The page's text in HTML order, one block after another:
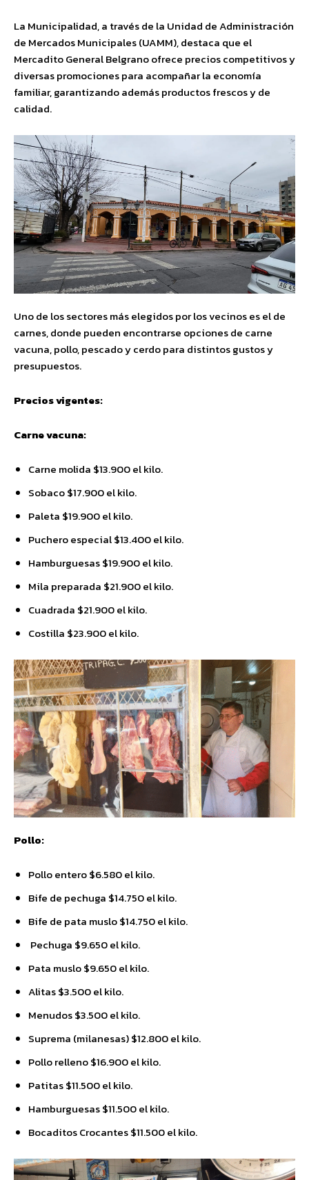
La Municipalidad, a través de la Unidad de Administración
de Mercados Municipales (UAMM), destaca que el
Mercadito General Belgrano ofrece precios competitivos y
diversas promociones para acompañar la economía
familiar, garantizando además productos frescos y de
calidad.
Uno de los sectores más elegidos por los vecinos es el de
carnes, donde pueden encontrarse opciones de carne
vacuna, pollo, pescado y cerdo para distintos gustos y
presupuestos.
Precios vigentes:
Carne vacuna:
Carne molida $13.900 el kilo.
Sobaco $17.900 el kilo.
Paleta $19.900 el kilo.
Puchero especial $13.400 el kilo.
Hamburguesas $19.900 el kilo.
Mila preparada $21.900 el kilo.
Cuadrada $21.900 el kilo.
Costilla $23.900 el kilo.
Pollo:
Pollo entero $6.580 el kilo.
Bife de pechuga $14.750 el kilo.
Bife de pata muslo $14.750 el kilo.
Pechuga $9.650 el kilo.
Pata muslo $9.650 el kilo.
Alitas $3.500 el kilo.
Menudos $3.500 el kilo.
Suprema (milanesas) $12.800 el kilo.
Pollo relleno $16.900 el kilo.
Patitas $11.500 el kilo.
Hamburguesas $11.500 el kilo.
Bocaditos Crocantes $11.500 el kilo.